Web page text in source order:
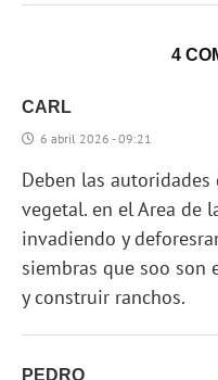
4
CARL
6 abril 2026 - 09:21
Deben las
vegetal. en el Area de
invadiendo y
siembras que soo son
y construir ranchos.
PEDRO